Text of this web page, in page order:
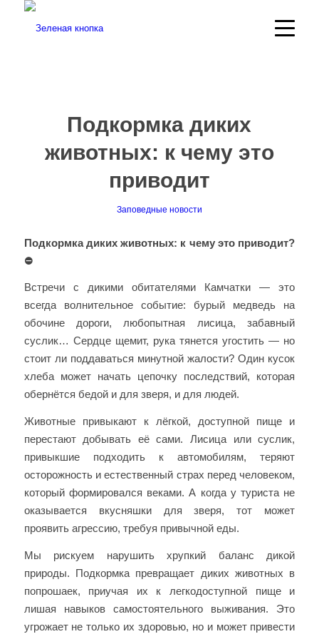
Подкормка диких
животных: к чему это
приводит
Заповедные новости
Подкормка диких животных: к чему это приводит?
⛔️
Встречи с дикими обитателями Камчатки — это
всегда волнительное событие: бурый медведь на
обочине дороги, любопытная лисица, забавный
суслик… Сердце щемит, рука тянется угостить — но
стоит ли поддаваться минутной жалости? Один кусок
хлеба может начать цепочку последствий, которая
обернётся бедой и для зверя, и для людей.
Животные привыкают к лёгкой, доступной пище и
перестают добывать её сами. Лисица или суслик,
привыкшие подходить к автомобилям, теряют
осторожность и естественный страх перед человеком,
который формировался веками. А когда у туриста не
оказывается вкусняшки для зверя, тот может
проявить агрессию, требуя привычной еды.
Мы рискуем нарушить хрупкий баланс дикой
природы. Подкормка превращает диких животных в
попрошаек, приучая их к легкодоступной пище и
лишая навыков самостоятельного выживания. Это
угрожает не только их здоровью, но и может привести